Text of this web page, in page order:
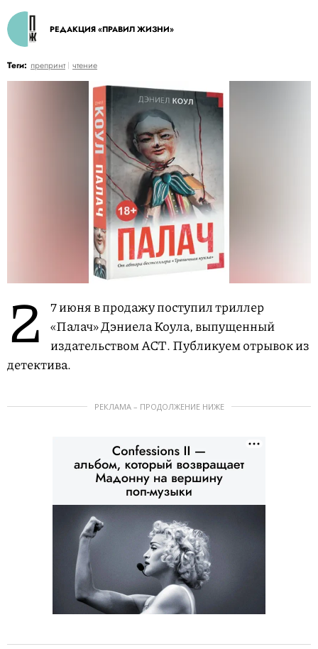
РЕДАКЦИЯ «ПРАВИЛ ЖИЗНИ»
Теги: препринт чтение
2
7 июня в продажу поступил триллер
«Палач» Дэниела Коула, выпущенный
издательством АСТ. Публикуем отрывок из
детектива.
РЕКЛАМА – ПРОДОЛЖЕНИЕ НИЖЕ